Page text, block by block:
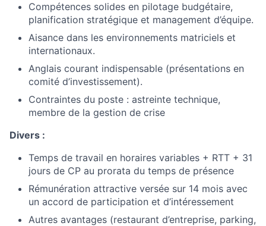
Compétences solides en pilotage budgétaire,
planification stratégique et management d’équipe.
Aisance dans les environnements matriciels et
internationaux.
Anglais courant indispensable (présentations en
comité d’investissement).
Contraintes du poste : astreinte technique,
membre de la gestion de crise
Divers :
Temps de travail en horaires variables + RTT + 31
jours de CP au prorata du temps de présence
Rémunération attractive versée sur 14 mois avec
un accord de participation et d’intéressement
Autres avantages (restaurant d’entreprise, parking,